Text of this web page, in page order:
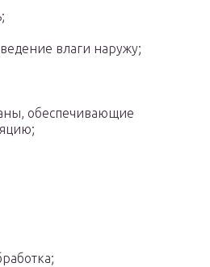
влаги наружу;
обеспечивающие